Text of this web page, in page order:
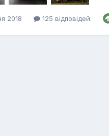
2018 125 відповідей